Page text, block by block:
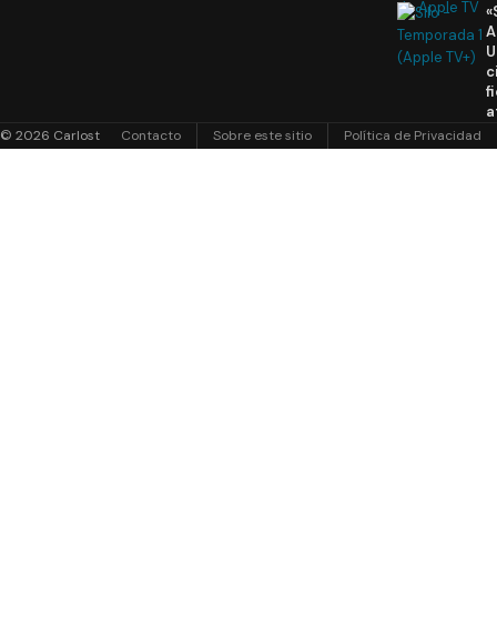
© 2026 Carlost Contacto Sobre este sitio Política de Privacidad